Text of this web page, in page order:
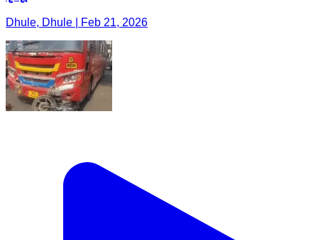
Dhule, Dhule | Feb 21, 2026